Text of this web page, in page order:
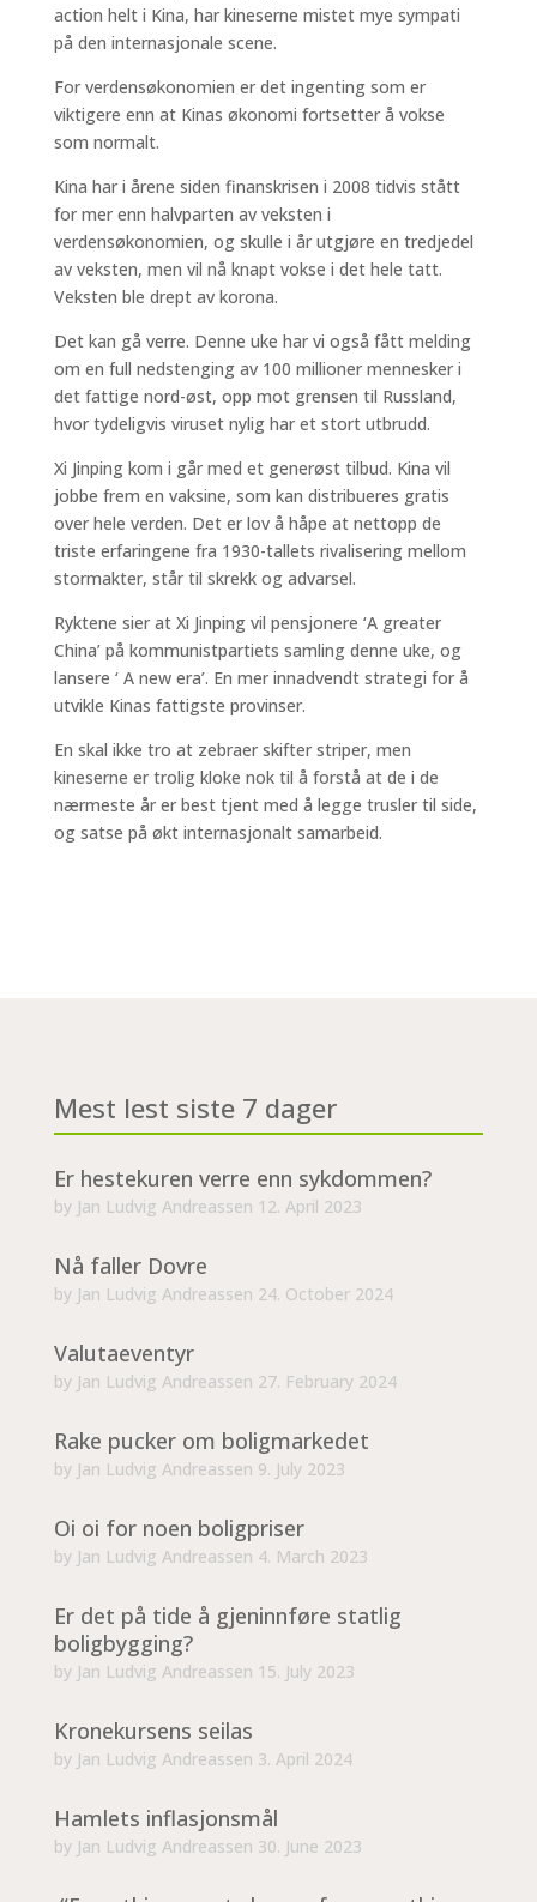
action helt i Kina, har kineserne mistet mye sympati
på den internasjonale scene.
For verdensøkonomien er det ingenting som er
viktigere enn at Kinas økonomi fortsetter å vokse
som normalt.
Kina har i årene siden finanskrisen i 2008 tidvis stått
for mer enn halvparten av veksten i
verdensøkonomien, og skulle i år utgjøre en tredjedel
av veksten, men vil nå knapt vokse i det hele tatt.
Veksten ble drept av korona.
Det kan gå verre. Denne uke har vi også fått melding
om en full nedstenging av 100 millioner mennesker i
det fattige nord-øst, opp mot grensen til Russland,
hvor tydeligvis viruset nylig har et stort utbrudd.
Xi Jinping kom i går med et generøst tilbud. Kina vil
jobbe frem en vaksine, som kan distribueres gratis
over hele verden. Det er lov å håpe at nettopp de
triste erfaringene fra 1930-tallets rivalisering mellom
stormakter, står til skrekk og advarsel.
Ryktene sier at Xi Jinping vil pensjonere ‘A greater
China’ på kommunistpartiets samling denne uke, og
lansere ‘ A new era’. En mer innadvendt strategi for å
utvikle Kinas fattigste provinser.
En skal ikke tro at zebraer skifter striper, men
kineserne er trolig kloke nok til å forstå at de i de
nærmeste år er best tjent med å legge trusler til side,
og satse på økt internasjonalt samarbeid.
Mest lest siste 7 dager
Er hestekuren verre enn sykdommen?
by Jan Ludvig Andreassen 12. April 2023
Nå faller Dovre
by Jan Ludvig Andreassen 24. October 2024
Valutaeventyr
by Jan Ludvig Andreassen 27. February 2024
Rake pucker om boligmarkedet
by Jan Ludvig Andreassen 9. July 2023
Oi oi for noen boligpriser
by Jan Ludvig Andreassen 4. March 2023
Er det på tide å gjeninnføre statlig
boligbygging?
by Jan Ludvig Andreassen 15. July 2023
Kronekursens seilas
by Jan Ludvig Andreassen 3. April 2024
Hamlets inflasjonsmål
by Jan Ludvig Andreassen 30. June 2023